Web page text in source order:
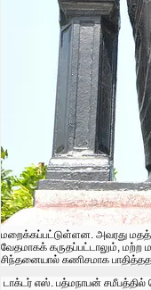
மறைக்கப்பட்டுள்ளன. அவரது
வேதமாகக் கருதப்பட்டாலும்,
சிந்தனையால் கணிசமாக
டாக்டர் எஸ். பத்மநாபன் சமீபத்தில்